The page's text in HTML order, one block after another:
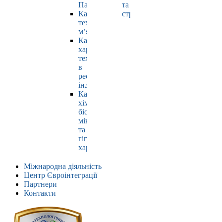
Павлюк
Кафедра
технології
м’яса
Кафедра
харчових
технологій
в
ресторанній
індустрії
Кафедра
хімії,
біохімії,
мікробіології
та
гігієни
харчування
та
страхування
Міжнародна діяльність
Центр Євроінтеграції
Партнери
Контакти